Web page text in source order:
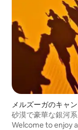
メルズーガのキャ
砂漠で豪華な銀河
Welcome to enjoy